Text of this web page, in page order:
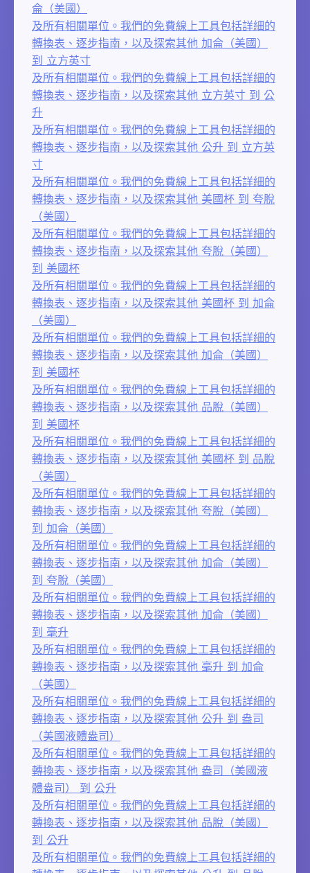
侖（美國）
及所有相關單位。我們的免費線上工具包括詳細的
轉換表、逐步指南，以及探索其他 加侖（美國）
到 立方英寸
及所有相關單位。我們的免費線上工具包括詳細的
轉換表、逐步指南，以及探索其他 立方英寸 到 公
升
及所有相關單位。我們的免費線上工具包括詳細的
轉換表、逐步指南，以及探索其他 公升 到 立方英
寸
及所有相關單位。我們的免費線上工具包括詳細的
轉換表、逐步指南，以及探索其他 美國杯 到 夸脫
（美國）
及所有相關單位。我們的免費線上工具包括詳細的
轉換表、逐步指南，以及探索其他 夸脫（美國）
到 美國杯
及所有相關單位。我們的免費線上工具包括詳細的
轉換表、逐步指南，以及探索其他 美國杯 到 加侖
（美國）
及所有相關單位。我們的免費線上工具包括詳細的
轉換表、逐步指南，以及探索其他 加侖（美國）
到 美國杯
及所有相關單位。我們的免費線上工具包括詳細的
轉換表、逐步指南，以及探索其他 品脫（美國）
到 美國杯
及所有相關單位。我們的免費線上工具包括詳細的
轉換表、逐步指南，以及探索其他 美國杯 到 品脫
（美國）
及所有相關單位。我們的免費線上工具包括詳細的
轉換表、逐步指南，以及探索其他 夸脫（美國）
到 加侖（美國）
及所有相關單位。我們的免費線上工具包括詳細的
轉換表、逐步指南，以及探索其他 加侖（美國）
到 夸脫（美國）
及所有相關單位。我們的免費線上工具包括詳細的
轉換表、逐步指南，以及探索其他 加侖（美國）
到 毫升
及所有相關單位。我們的免費線上工具包括詳細的
轉換表、逐步指南，以及探索其他 毫升 到 加侖
（美國）
及所有相關單位。我們的免費線上工具包括詳細的
轉換表、逐步指南，以及探索其他 公升 到 盎司
（美國液體盎司）
及所有相關單位。我們的免費線上工具包括詳細的
轉換表、逐步指南，以及探索其他 盎司（美國液
體盎司） 到 公升
及所有相關單位。我們的免費線上工具包括詳細的
轉換表、逐步指南，以及探索其他 品脫（美國）
到 公升
及所有相關單位。我們的免費線上工具包括詳細的